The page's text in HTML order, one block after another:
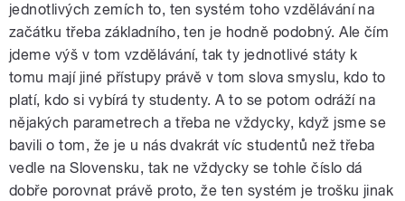
jednotlivých zemích to, ten systém toho vzdělávání na
začátku třeba základního, ten je hodně podobný. Ale čím
jdeme výš v tom vzdělávání, tak ty jednotlivé státy k
tomu mají jiné přístupy právě v tom slova smyslu, kdo to
platí, kdo si vybírá ty studenty. A to se potom odráží na
nějakých parametrech a třeba ne vždycky, když jsme se
bavili o tom, že je u nás dvakrát víc studentů než třeba
vedle na Slovensku, tak ne vždycky se tohle číslo dá
dobře porovnat právě proto, že ten systém je trošku jinak